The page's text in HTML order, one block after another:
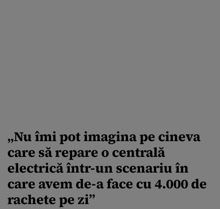
„Nu îmi pot imagina pe cineva
care să repare o centrală
electrică într-un scenariu în
care avem de-a face cu 4.000 de
rachete pe zi”